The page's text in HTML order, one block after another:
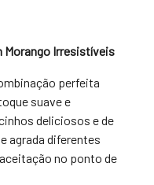
Morango Irresistíveis
perfeita
suave e
deliciosos e de
agrada diferentes
no ponto de